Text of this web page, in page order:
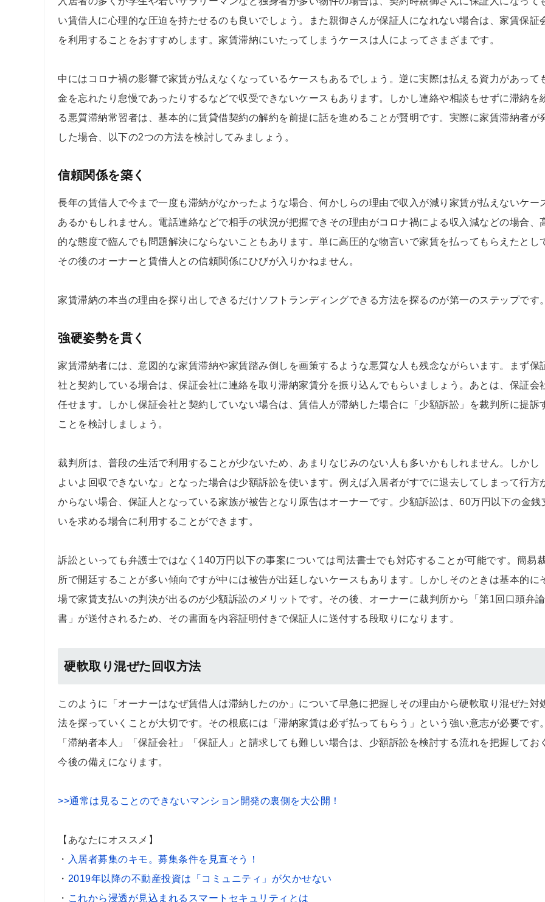
い賃借人に心理的な圧迫を持たせるのも良いでしょう。また親御さんが保証人になれない場合は、家賃保証
を利用することをおすすめします。家賃滞納にいたってしまうケースは人によってさまざまです。
中にはコロナ禍の影響で家賃が払えなくなっているケースもあるでしょう。逆に実際は払える資力があって
金を忘れたり怠慢であったりするなどで収受できないケースもあります。しかし連絡や相談もせずに滞納を
る悪質滞納常習者は、基本的に賃貸借契約の解約を前提に話を進めることが賢明です。実際に家賃滞納者が
した場合、以下の2つの方法を検討してみましょう。
信頼関係を築く
長年の賃借人で今まで一度も滞納がなかったような場合、何かしらの理由で収入が減り家賃が払えないケー
あるかもしれません。電話連絡などで相手の状況が把握できその理由がコロナ禍による収入減などの場合、
的な態度で臨んでも問題解決にならないこともあります。単に高圧的な物言いで家賃を払ってもらえたとし
その後のオーナーと賃借人との信頼関係にひびが入りかねません。
家賃滞納の本当の理由を探り出しできるだけソフトランディングできる方法を探るのが第一のステップです。
強硬姿勢を貫く
家賃滞納者には、意図的な家賃滞納や家賃踏み倒しを画策するような悪質な人も残念ながらいます。まず保
社と契約している場合は、保証会社に連絡を取り滞納家賃分を振り込んでもらいましょう。あとは、保証会
任せます。しかし保証会社と契約していない場合は、賃借人が滞納した場合に「少額訴訟」を裁判所に提訴
ことを検討しましょう。
裁判所は、普段の生活で利用することが少ないため、あまりなじみのない人も多いかもしれません。しかし
よいよ回収できないな」となった場合は少額訴訟を使います。例えば入居者がすでに退去してしまって行方
からない場合、保証人となっている家族が被告となり原告はオーナーです。少額訴訟は、60万円以下の金銭
いを求める場合に利用することができます。
訴訟といっても弁護士ではなく140万円以下の事案については司法書士でも対応することが可能です。簡易
所で開廷することが多い傾向ですが中には被告が出廷しないケースもあります。しかしそのときは基本的に
場で家賃支払いの判決が出るのが少額訴訟のメリットです。その後、オーナーに裁判所から「第1回口頭弁
書」が送付されるため、その書面を内容証明付きで保証人に送付する段取りになります。
硬軟取り混ぜた回収方法
このように「オーナーはなぜ賃借人は滞納したのか」について早急に把握しその理由から硬軟取り混ぜた対
法を探っていくことが大切です。その根底には「滞納家賃は必ず払ってもらう」という強い意志が必要です。
「滞納者本人」「保証会社」「保証人」と請求しても難しい場合は、少額訴訟を検討する流れを把握してお
今後の備えになります。
>>通常は見ることのできないマンション開発の裏側を大公開！
【あなたにオススメ】
・ 入居者募集のキモ。募集条件を見直そう！
・ 2019年以降の不動産投資は「コミュニティ」が欠かせない
・ これから浸透が見込まれるスマートセキュリティとは